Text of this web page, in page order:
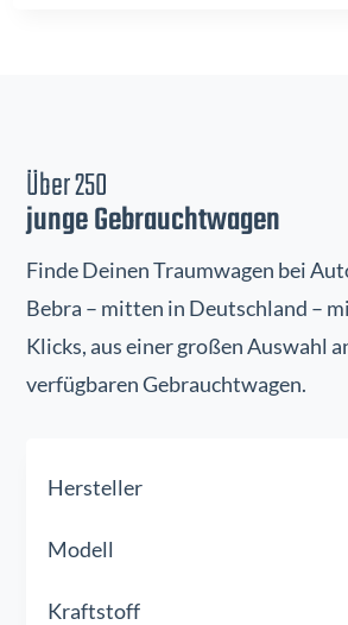
Über 250
junge Gebrauchtwagen
Finde Deinen Traumwagen bei
Bebra – mitten in Deutschland –
Klicks, aus einer großen Auswahl
verfügbaren Gebrauchtwagen.
Hersteller
Modell
Kraftstoff